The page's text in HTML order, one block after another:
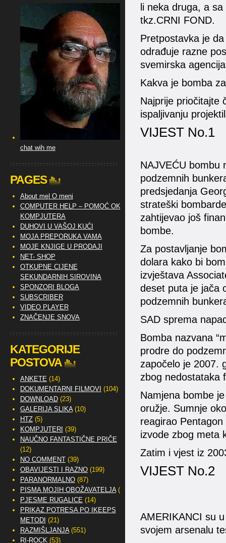
li neka druga, a
tkz.CRNI FOND.
Pretpostavka je
odrađuje razne
svemirska
Kakva je bomba
Najprije priočitajte
ispaljivanju
VIJEST No.1
NAJVEĆU bombu
podzemnih
predsjedanja
strateški
zahtijevao još
bombe.
Za postavljanje
dolara kako bi
izvještava
deset puta je jača
podzemnih
SAD sprema
Bomba nazvana
prodre do
započelo je 2007.
zbog nedostataka
Namjena bombe
oružje. Sumnje
reagirao
izvode zbog meta
Zatim i vjest iz
VIJEST No.2
AMERIKANCI su
svojem arsenalu
chat wih me
PAGES
About me| O meni
COMPUTER HELP – POMOĆ OKO
KOMPJUTERA
DUHOVI U VAŠOJ KUĆI
MOJA PREPORUKA VAMA
MOJE KNJIGE U PRODAJI
NET- SHOP
OTKUPNE CIJENE
SEKUNDARNIH SIROVINA
SPONZORI BLOGA
SUBSCRIBER
VIDEO PLAYER
ZNAČENJE SNOVA
KATEGORIJE
POSTOVA
ANKETE (14)
DOKUMENTARNI FILMOVI (104)
DOWNLOAD(23)
GALERIJA SLIKA(10)
HTZ(5)
KOMPJUTERI (39)
NAUČNO FANTASTIČNE PRIČE
(12)
NO COMMENT(39)
OBAVIJESTI I RAZNO(199)
PARANORMALNO(87)
PISMA MOJIH OBOŽAVATELJA(2)
PJESME RUGALICE (14)
PRIKAZ POTRESA PO IKEEPS
METODI (21)
RAZMIŠLJANJA(551)
RI-ROCK(53)